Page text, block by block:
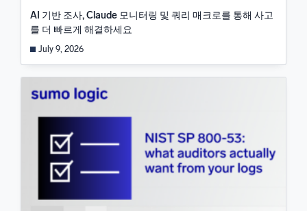
AI 기반 조사, Claude 모니터링 및 쿼리 매크로를 통해 사고
를 더 빠르게 해결하세요
July 9, 2026